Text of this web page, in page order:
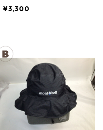
¥3,300